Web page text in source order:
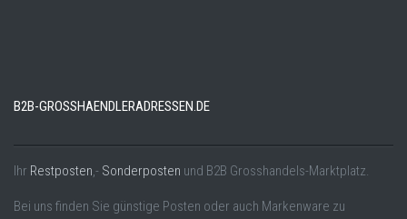
B2B-GROSSHAENDLERADRESSEN.DE
Ihr Restposten,- Sonderposten und B2B Grosshandels-Marktplatz.
Bei uns finden Sie günstige Posten oder auch Markenware zu